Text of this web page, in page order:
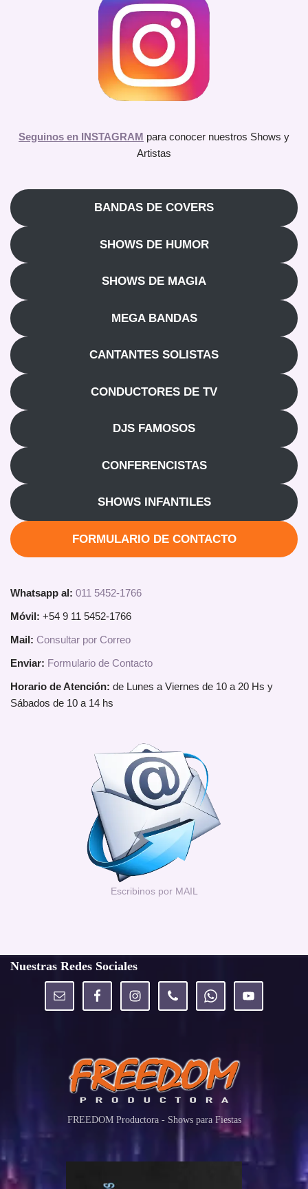
Seguinos en INSTAGRAM para conocer nuestros Shows y
Artistas
BANDAS DE COVERS
SHOWS DE HUMOR
SHOWS DE MAGIA
MEGA BANDAS
CANTANTES SOLISTAS
CONDUCTORES DE TV
DJS FAMOSOS
CONFERENCISTAS
SHOWS INFANTILES
FORMULARIO DE CONTACTO
Whatsapp al: 011 5452-1766
Móvil: +54 9 11 5452-1766
Mail: Consultar por Correo
Enviar: Formulario de Contacto
Horario de Atención: de Lunes a Viernes de 10 a 20 Hs y
Sábados de 10 a 14 hs
Escribinos por MAIL
Nuestras Redes Sociales
FREEDOM Productora - Shows para Fiestas